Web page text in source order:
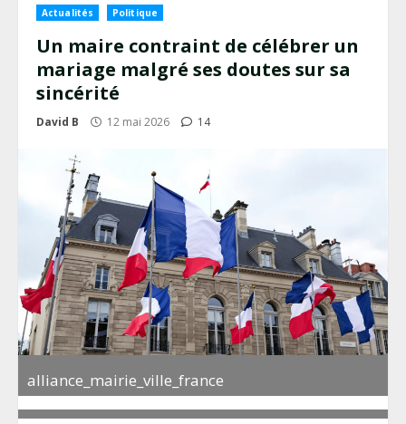
Actualités Politique
Un maire contraint de célébrer un
mariage malgré ses doutes sur sa
sincérité
David B 12 mai 2026 14
alliance_mairie_ville_france